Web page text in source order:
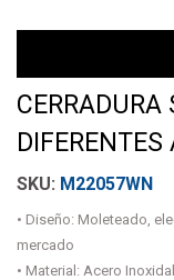
M22057WN
• Diseño: Moleteado,
mercado
• Material: Acero